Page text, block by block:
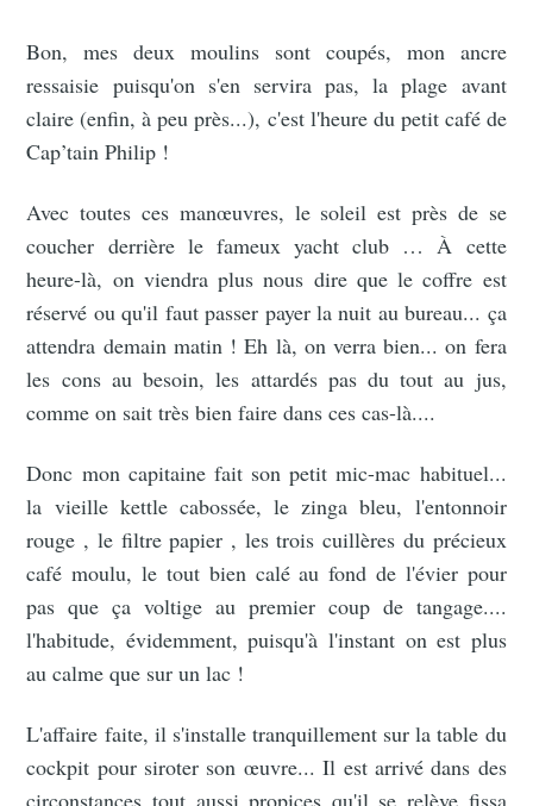
Bon, mes deux moulins sont coupés, mon ancre
ressaisie puisqu'on s'en servira pas, la plage avant
claire (enfin, à peu près...), c'est l'heure du petit café de
Cap’tain Philip !
Avec toutes ces manœuvres, le soleil est près de se
coucher derrière le fameux yacht club … À cette
heure-là, on viendra plus nous dire que le coffre est
réservé ou qu'il faut passer payer la nuit au bureau... ça
attendra demain matin ! Eh là, on verra bien... on fera
les cons au besoin, les attardés pas du tout au jus,
comme on sait très bien faire dans ces cas-là....
Donc mon capitaine fait son petit mic-mac habituel...
la vieille kettle cabossée, le zinga bleu, l'entonnoir
rouge , le filtre papier , les trois cuillères du précieux
café moulu, le tout bien calé au fond de l'évier pour
pas que ça voltige au premier coup de tangage....
l'habitude, évidemment, puisqu'à l'instant on est plus
au calme que sur un lac !
L'affaire faite, il s'installe tranquillement sur la table du
cockpit pour siroter son œuvre... Il est arrivé dans des